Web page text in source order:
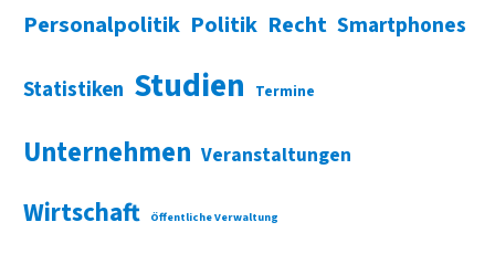
Personalpolitik Politik Recht Smartphones
Statistiken Studien Termine
Unternehmen Veranstaltungen
Wirtschaft Öffentliche Verwaltung